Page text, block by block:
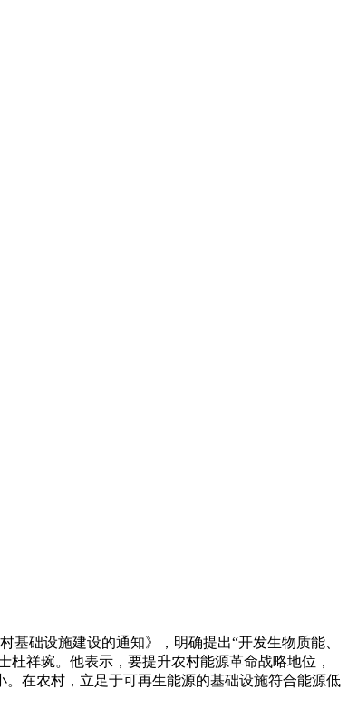
础设施建设的通知》，明确提出“开发生物质能、
祥琬。他表示，要提升农村能源革命战略地位，
在农村，立足于可再生能源的基础设施符合能源低